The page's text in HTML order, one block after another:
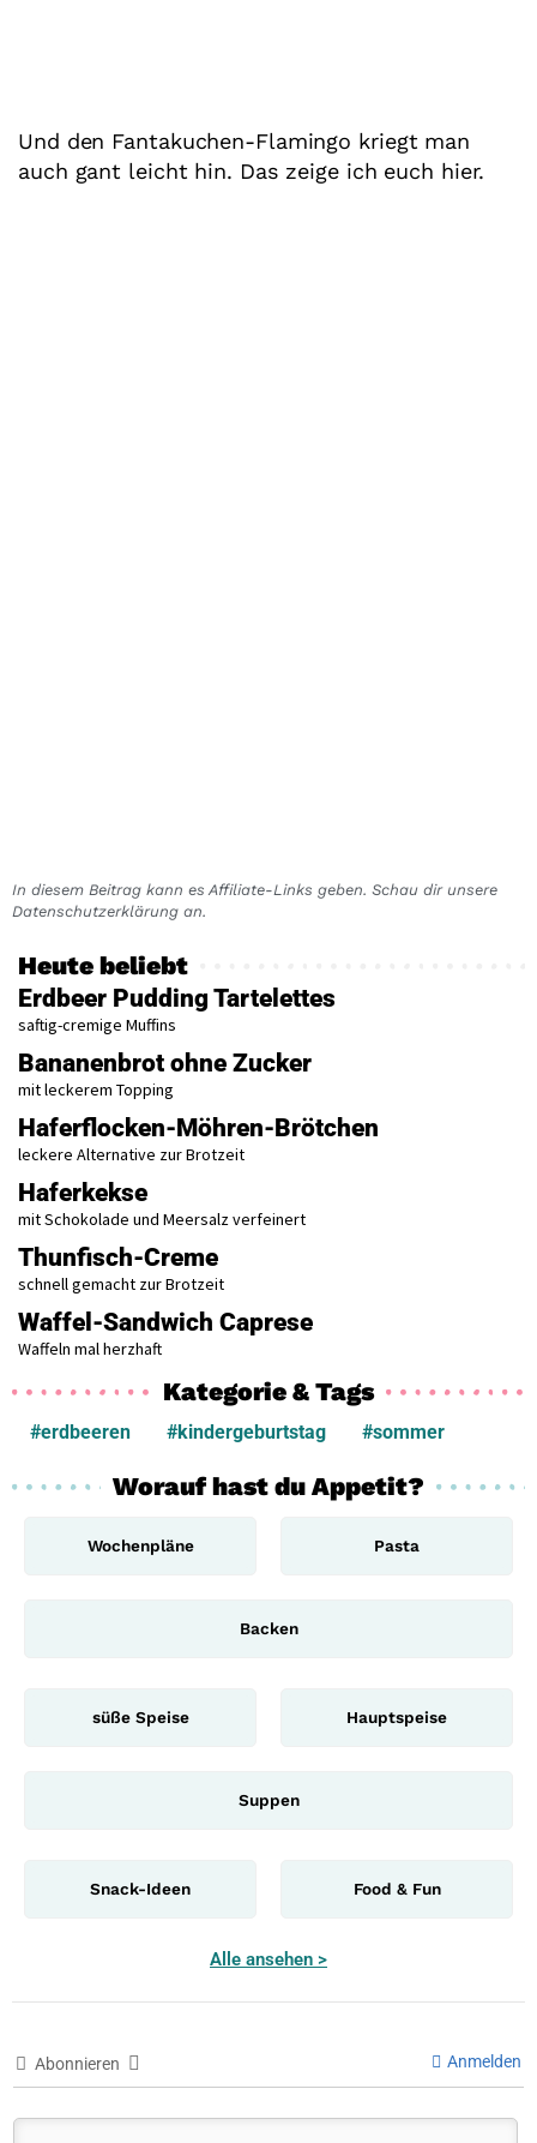
Und den Fantakuchen-Flamingo kriegt man
auch gant leicht hin. Das zeige ich euch hier.
In diesem Beitrag kann es Affiliate-Links geben. Schau dir unsere
Datenschutzerklärung an.
Heute beliebt
Erdbeer Pudding Tartelettes
saftig-cremige Muffins
Bananenbrot ohne Zucker
mit leckerem Topping
Haferflocken-Möhren-Brötchen
leckere Alternative zur Brotzeit
Haferkekse
mit Schokolade und Meersalz verfeinert
Thunfisch-Creme
schnell gemacht zur Brotzeit
Waffel-Sandwich Caprese
Waffeln mal herzhaft
Kategorie & Tags
#erdbeeren #kindergeburtstag #sommer
Worauf hast du Appetit?
Wochenpläne Pasta
Backen
süße Speise Hauptspeise
Suppen
Snack-Ideen Food & Fun
Alle ansehen >
Abonnieren Anmelden